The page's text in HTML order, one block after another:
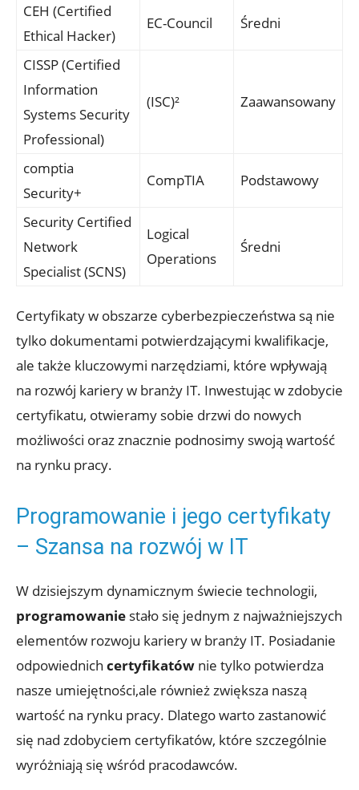
CEH (Certified
Ethical Hacker)
EC-Council Średni
CISSP (Certified
Information
Systems Security
Professional)
(ISC)² Zaawansowany
comptia
Security+
CompTIA Podstawowy
Security Certified
Network
Specialist (SCNS)
Logical
Operations
Średni
Certyfikaty w obszarze cyberbezpieczeństwa są nie
tylko dokumentami potwierdzającymi kwalifikacje,
ale także kluczowymi narzędziami, które wpływają
na rozwój kariery w branży IT. Inwestując w zdobycie
certyfikatu, otwieramy sobie drzwi do nowych
możliwości oraz znacznie podnosimy swoją wartość
na rynku pracy.
Programowanie i jego certyfikaty
– Szansa na rozwój w IT
W dzisiejszym dynamicznym świecie technologii,
programowanie stało się jednym z najważniejszych
elementów rozwoju kariery w branży IT. Posiadanie
odpowiednich certyfikatów nie tylko potwierdza
nasze umiejętności,ale również zwiększa naszą
wartość na rynku pracy. Dlatego warto zastanowić
się nad zdobyciem certyfikatów, które szczególnie
wyróżniają się wśród pracodawców.